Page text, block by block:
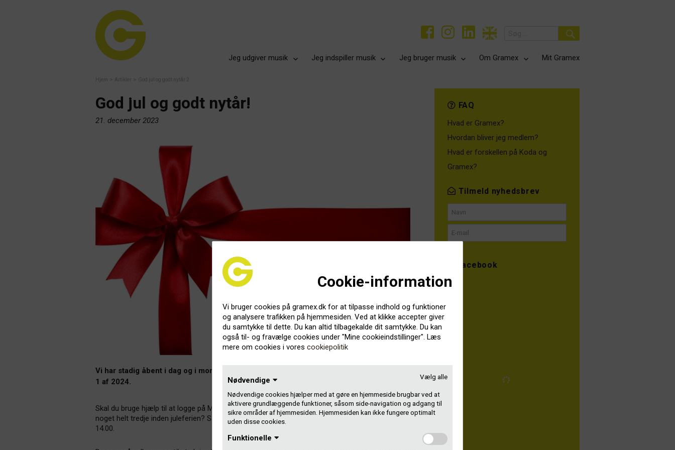
Jeg udgiver musik
Jeg indspiller musik Jeg bruger musik Om Gramex Mit Gramex
Cookie-information
Vi bruger cookies på gramex.dk for at tilpasse indhold og funktioner
og analysere trafikken på hjemmesiden. Ved at klikke accepter giver
du samtykke til dette. Du kan altid tilbagekalde dit samtykke. Du kan
også til- og fravælge cookies under "Mine cookieindstillinger". Læs
mere om cookies i vores cookiepolitik
Vælg alle
Nødvendige
Nødvendige cookies hjælper med at gøre en hjemmeside brugbar ved at
aktivere grundlæggende funktioner, såsom side-navigation og adgang til
sikre områder af hjemmesiden. Hjemmesiden kan ikke fungere optimalt
uden disse cookies.
Funktionelle
Hjem > Artikler > God jul og godt nytår 2
God jul og godt nytår!
21. december 2023
Vi har stadig åbent i dag og i morgen. Kontoret er lukket over jul og nytår til og med uge
1 af 2024.
Skal du bruge hjælp til at logge på Mit Gramex, eller har du spørgsmål til din udbetaling eller
noget helt tredje inden juleferien? Så giv os et ring inden fredag den 22. december klokken
14.00.
FAQ
Hvad er Gramex?
Hvordan bliver jeg medlem?
Hvad er forskellen på Koda og
Gramex?
Tilmeld nyhedsbrev
Facebook